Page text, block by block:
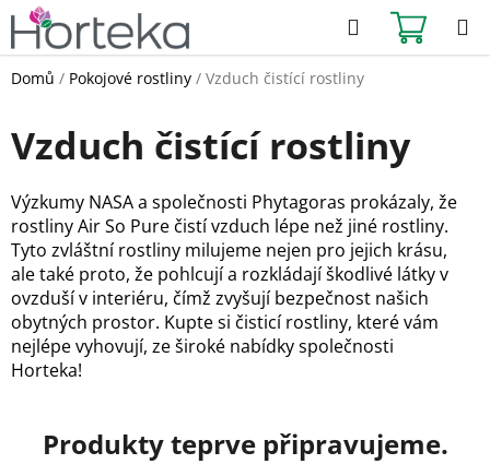
Přejít
na
obsah
Hledat
KOŠÍK
Domů / Pokojové rostliny / Vzduch čistící rostliny
Vzduch čistící rostliny
Výzkumy NASA a společnosti Phytagoras prokázaly, že
rostliny Air So Pure čistí vzduch lépe než jiné rostliny.
Tyto zvláštní rostliny milujeme nejen pro jejich krásu,
ale také proto, že pohlcují a rozkládají škodlivé látky v
ovzduší v interiéru, čímž zvyšují bezpečnost našich
obytných prostor. Kupte si čisticí rostliny, které vám
nejlépe vyhovují, ze široké nabídky společnosti
Horteka!
Produkty teprve připravujeme.